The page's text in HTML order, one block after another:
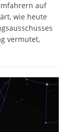
auf
wie heute
vermutet,